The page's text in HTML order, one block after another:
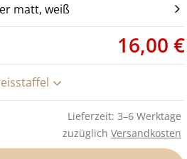
matt, weiß
16,00 €
Lieferzeit: 3–6 Werktage
zuzüglich Versandkosten